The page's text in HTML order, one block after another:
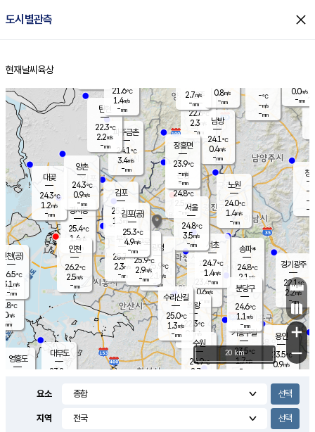
도시별관측 close
홈
현재날씨 육상
의도
℃
m/s
mm
영흥도
양주
22.6℃
2.3
-mm
과천
23.4℃
0.6m/s
- mm
용인
23.5℃
0.9m/s
경기광주
22.1℃
2.2m/s
-mm
대부도
23.8
경서동
25.4℃
1.4 m/s
-mm
파주금촌
24.1℃
3.4m/s
-mm
-℃
-m/s
-mm
대곶
24.3℃
1.2m/s
-mm
창
-
-m/
-
탄현
22.3℃
2.2m/s
-mm
0.0m/s
-mm
의왕
22.3℃
0.1m/s
mm
김포
25.1℃
1.3 m/s
mm
광명
25.9 ℃
2.1 m/s
-mm
부천
25.7℃
2.3m/s
-mm
양촌
24.3℃
0.9m/s
-mm
구로
25.9℃
2.9m/s
-mm
은평
24.8℃
2.5 m/s
- mm
노원
24.0℃
1.4m/s
-mm
송파*
24.8℃
2.1 m/s
-mm
서초
24.7℃
1.4m/s
-mm
남방
24.1℃
0.4m/s
-mm
기흥구갈
23.5℃
1.7m/s
-
수리산길
25.0℃
1.3m/s
-mm
분당구
24.6℃
1.1 m/s
-mm
장흥면
23.9℃
-m/s
-mm
2.7m/s
-mm
인천(공)
26.5℃
3.1 m/s
-mm
김포(공)
25.3℃
4.9m/s
-mm
수원
24.9℃
2.7 m/s
인천
26.2℃
2.5m/s
-mm
서울
24.8℃
3.5m/s
-mm
21.6℃
1.4m/s
-mm
0.8m/s
-mm
+
−
20 km
요소
지역